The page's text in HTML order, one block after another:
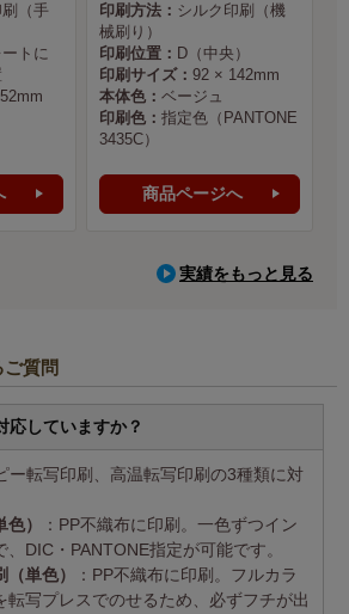
（手
トに
印刷方法： シルク印刷（機
械刷り）
印刷位置： D（中央）
印刷サイズ： 92 × 142mm
本体色： ベージュ
印刷色： 指定色（PANTONE
3435C）
商品ページへ
実績をもっと見る
質問
応していますか？
ー転写印刷、高温転写印刷の3種類に対
）
：PP不織布に印刷。一色ずつイン
、DIC・PANTONE指定が可能です。
単色）
：PP不織布に印刷。フルカラ
転写プレスでのせるため、必ずフチが出